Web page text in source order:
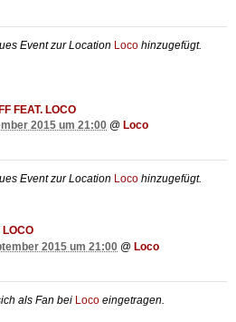
Event zur Location Loco hinzugefügt.
FEAT. LOCO
2015 um 21:00 @ Loco
Event zur Location Loco hinzugefügt.
LOCO
2015 um 21:00 @ Loco
als Fan bei Loco eingetragen.